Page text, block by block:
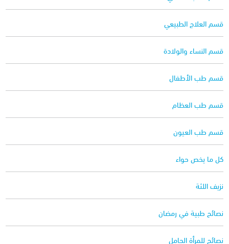
قسم العلاج الطبيعي
قسم النساء والولادة
قسم طب الأطفال
قسم طب العظام
قسم طب العيون
كل ما يخص حواء
نزيف اللثة
نصائح طبية في رمضان
نصائح للمرأة الحامل